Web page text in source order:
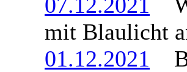
mit Blaulicht
01.12.2021